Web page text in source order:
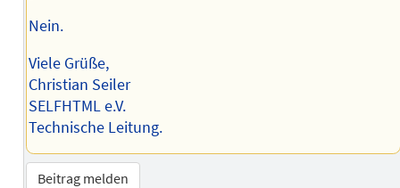
Nein.
Viele Grüße,
Christian Seiler
SELFHTML e.V.
Technische Leitung.
Beitrag melden